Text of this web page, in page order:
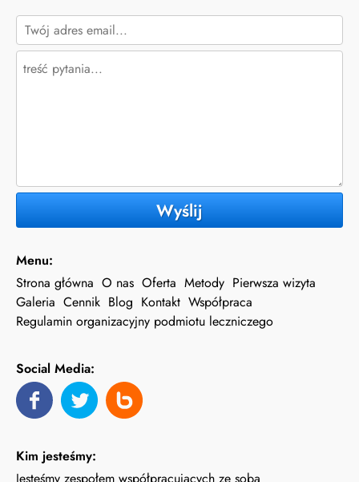
Wyślij
Menu:
Strona główna O nas Oferta Metody Pierwsza wizyta
Galeria Cennik Blog Kontakt Współpraca
Regulamin organizacyjny podmiotu leczniczego
Social Media:
Kim jesteśmy:
Jesteśmy zespołem współpracujących ze sobą